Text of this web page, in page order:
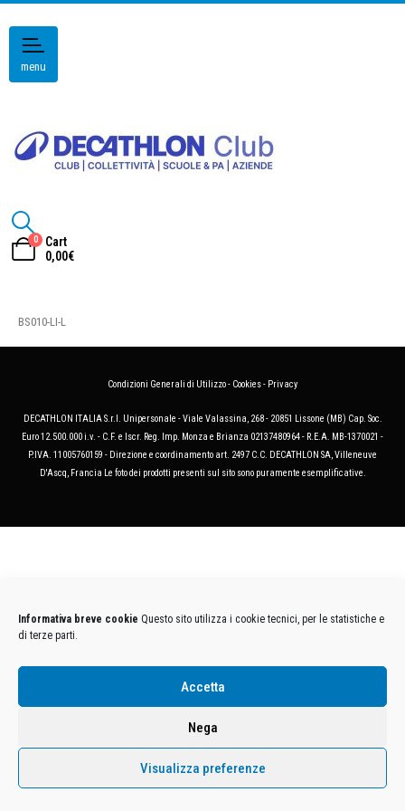
Informativa breve cookie Questo sito utilizza i cookie tecnici, per le statistiche e
di terze parti.
Accetta
Nega
Visualizza preferenze
menu
0
Cart
0,00€
BS010-LI-L
Condizioni Generali di Utilizzo- Cookies- Privacy
DECATHLON ITALIA S.r.l. Unipersonale - Viale Valassina, 268 - 20851 Lissone (MB) Cap. Soc.
Euro 12.500.000 i.v. - C.F. e Iscr. Reg. Imp. Monza e Brianza 02137480964 - R.E.A. MB-1370021 -
P.IVA. 11005760159 - Direzione e coordinamento art. 2497 C.C. DECATHLON SA, Villeneuve
D'Ascq, Francia Le foto dei prodotti presenti sul sito sono puramente esemplificative.